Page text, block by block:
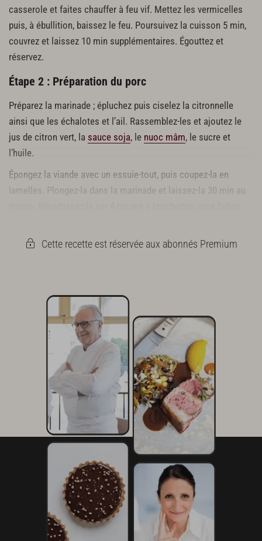
casserole et faites chauffer à feu vif. Mettez les vermicelles
puis, à ébullition, baissez le feu. Poursuivez la cuisson 5 min,
couvrez et laissez 10 min supplémentaires. Égouttez et
réservez.
Étape 2 : Préparation du porc
Préparez la marinade ; épluchez puis ciselez la citronnelle
ainsi que les échalotes et l’ail. Rassemblez-les et ajoutez le
jus de citron vert, la sauce soja, le nuoc mâm, le sucre et
l’huile.
Épongez la viande avec un essuie-tout, puis coupez-la en
lamelles. Plongez-la dans la marinade et laissez-la 30 min au
Cette recette est réservée aux abonnés Premium